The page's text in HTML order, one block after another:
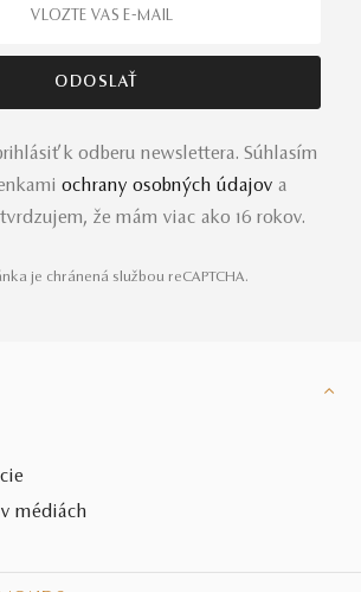
k odberu newslettera. Súhlasím
ochrany osobných údajov a
že mám viac ako 16 rokov.
je chránená službou reCAPTCHA.
médiách